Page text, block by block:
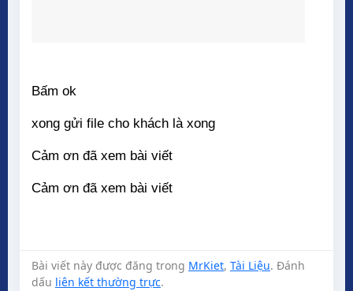
Bấm ok
xong gửi file cho khách là xong
Cảm ơn đã xem bài viết
Cảm ơn đã xem bài viết
Bài viết này được đăng trong MrKiet, Tài Liệu. Đánh
dấu liên kết thường trực.